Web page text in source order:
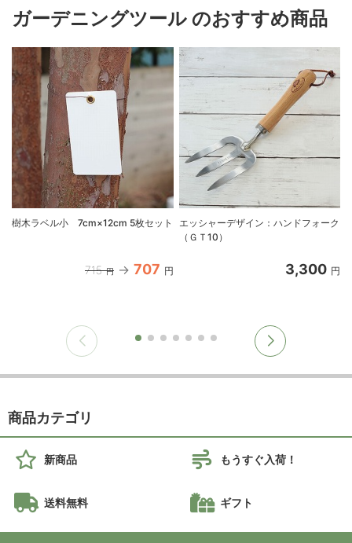
ガーデニングツール のおすすめ商品
樹木ラベル小 7cm×12cm 5枚セット
715 円 707 円
エッシャーデザイン：ハンドフォーク
（ＧＴ10）
3,300 円
商品カテゴリ
新商品 もうすぐ入荷！
送料無料 ギフト